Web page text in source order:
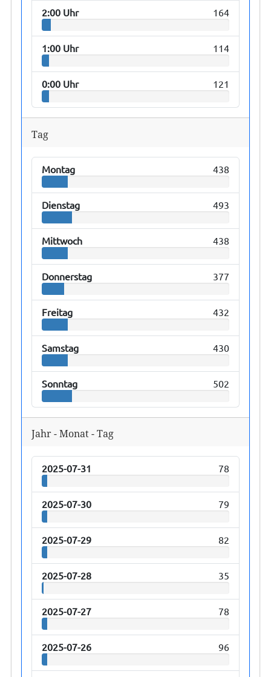
2:00 Uhr 164
1:00 Uhr 114
0:00 Uhr 121
Tag
Montag 438
Dienstag 493
Mittwoch 438
Donnerstag 377
Freitag 432
Samstag 430
Sonntag 502
Jahr - Monat - Tag
2025-07-31 78
2025-07-30 79
2025-07-29 82
2025-07-28 35
2025-07-27 78
2025-07-26 96